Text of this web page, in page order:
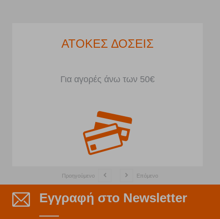
ΑΤΟΚΕΣ ΔΟΣΕΙΣ
Για αγορές άνω των 50€
Προηγούμενο Επόμενο
Εγγραφή στο Newsletter